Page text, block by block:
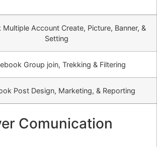
Multiple Account Create, Picture, Banner, &
Setting
Group join, Trekking & Filtering
Post Design, Marketing, & Reporting
Comunication